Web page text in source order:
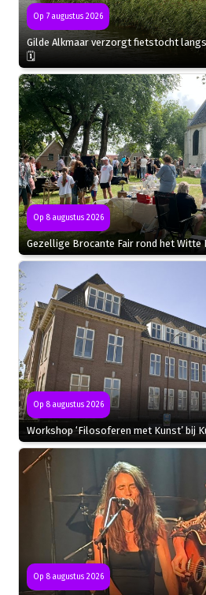
Op 7 augustus 2026
Gilde Alkmaar verzorgt fietstocht
🗓
Op 8 augustus 2026
Gezellige Brocante Fair rond het Witte
Op 8 augustus 2026
Workshop ‘Filosoferen met Kunst’ bij
Op 8 augustus 2026